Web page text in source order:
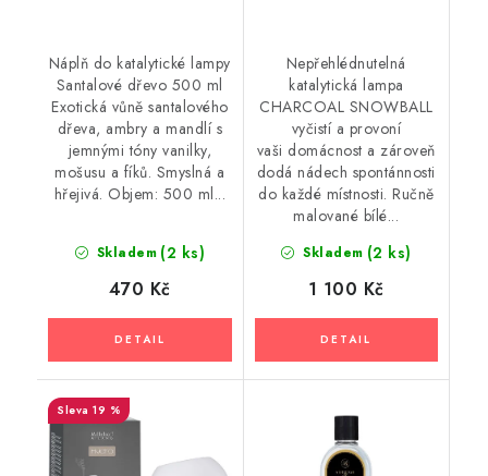
Skladem (2 ks)
470 Kč
Náplň do katalytické lampy
Santalové dřevo 500 ml
Exotická vůně santalového
dřeva, ambry a mandlí s
jemnými tóny vanilky,
mošusu a fíků. Smyslná a
hřejivá. Objem: 500 ml...
Skladem (2 ks)
1 100 Kč
Nepřehlédnutelná
katalytická lampa
CHARCOAL SNOWBALL
vyčistí a provoní
vaši domácnost a zároveň
dodá nádech spontánnosti
do každé místnosti. Ručně
malované bílé...
19 %